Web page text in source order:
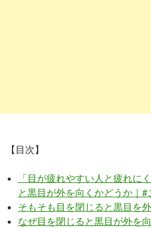
【目次】
「目が疲れやすい人と疲れに
と黒目が外を向くかどうか｜
そもそも目を閉じると黒目を
なぜ目を閉じると黒目が外を